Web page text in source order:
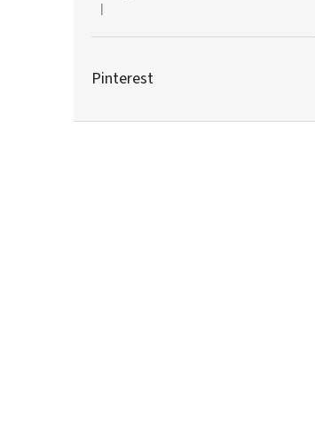
A termék értékelése 5-ből 5 csillag.
|
Pinterest